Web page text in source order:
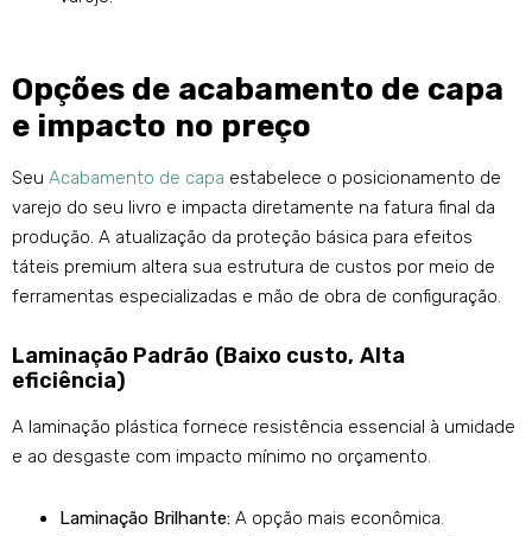
Opções de acabamento de capa
e impacto no preço
Seu Acabamento de capa estabelece o posicionamento de
varejo do seu livro e impacta diretamente na fatura final da
produção. A atualização da proteção básica para efeitos
táteis premium altera sua estrutura de custos por meio de
ferramentas especializadas e mão de obra de configuração.
Laminação Padrão (Baixo custo, Alta
eficiência)
A laminação plástica fornece resistência essencial à umidade
e ao desgaste com impacto mínimo no orçamento.
Laminação Brilhante: A opção mais econômica.